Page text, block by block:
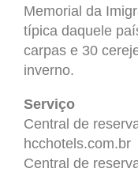
Memorial da
típica daquele
carpas e 30
inverno.
Serviço
Central de
hcchotels.com.br
Central de